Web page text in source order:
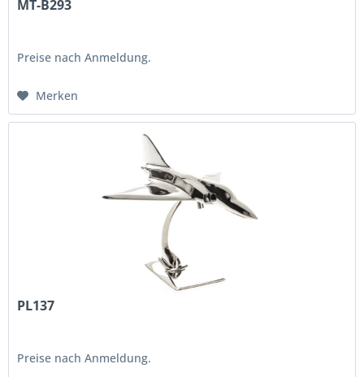
MT-B293
Preise nach Anmeldung.
Merken
PL137
Preise nach Anmeldung.